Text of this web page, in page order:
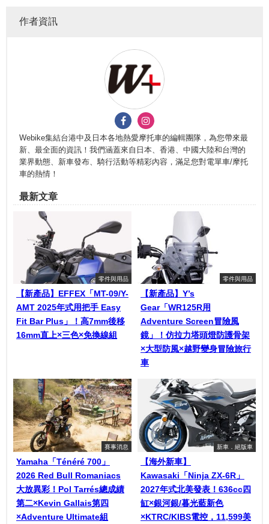
作者資訊
Webike集結台港中及日本各地熱愛摩托車的編輯團隊，為您帶來最
新、最全面的資訊！我們涵蓋來自日本、香港、中國大陸和台灣的
業界動態、新車發布、騎行活動等精彩內容，滿足您對電單車/摩托
車的熱情！
最新文章
零件與用品
【新產品】EFFEX「MT-09/Y-
AMT 2025年式用把手 Easy
Fit Bar Plus」！高7mm後移
16mm直上×三色×免換線組
零件與用品
【新產品】Y’s
Gear「WR125R用
Adventure Screen冒險風
鏡」！仿拉力塔頭燈防護骨架
×大型防風×越野變身冒險旅行
車
賽事消息
Yamaha「Ténéré 700」
2026 Red Bull Romaniacs
大放異彩！Pol Tarrés總成績
第二×Kevin Gallais第四
×Adventure Ultimate組
新車．絕版車
【海外新車】
Kawasaki「Ninja ZX-6R」
2027年式北美發表！636cc四
缸×銀河銀/暮光藍新色
×KTRC/KIBS電控，11,599美